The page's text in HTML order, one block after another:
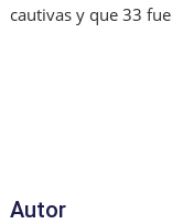
cautivas y que 33
Autor